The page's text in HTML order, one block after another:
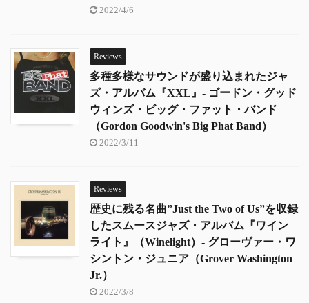
2022/4/6
Reviews
多種多様なサウンドが盛り込まれたジャ
ズ・アルバム『XXL』- ゴードン・グッド
ウィンズ・ビッグ・ファット・バンド
（Gordon Goodwin's Big Phat Band）
2022/3/11
Reviews
歴史に残る名曲”Just the Two of Us”を収録
したスムースジャズ・アルバム『ワイン
ライト』（Winelight）- グローヴァー・ワ
シントン・ジュニア（Grover Washington
Jr.）
2022/3/8